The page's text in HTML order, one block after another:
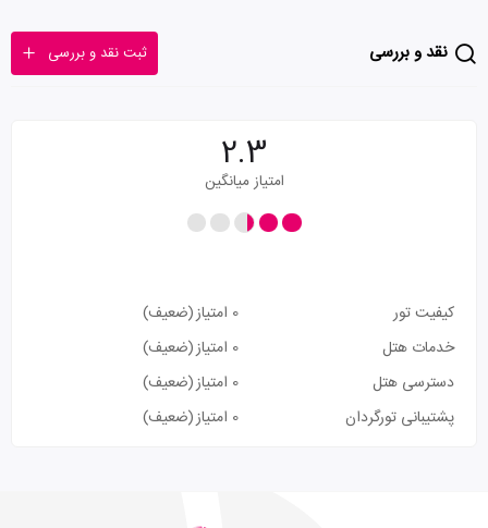
نقد و بررسی ثبت نقد و بررسی
2.3
امتیاز میانگین
کیفیت تور 0 امتیاز
(ضعیف)
خدمات هتل
0 امتیاز
(ضعیف)
دسترسی هتل
0 امتیاز
(ضعیف)
پشتیبانی تورگردان
0 امتیاز (ضعیف)